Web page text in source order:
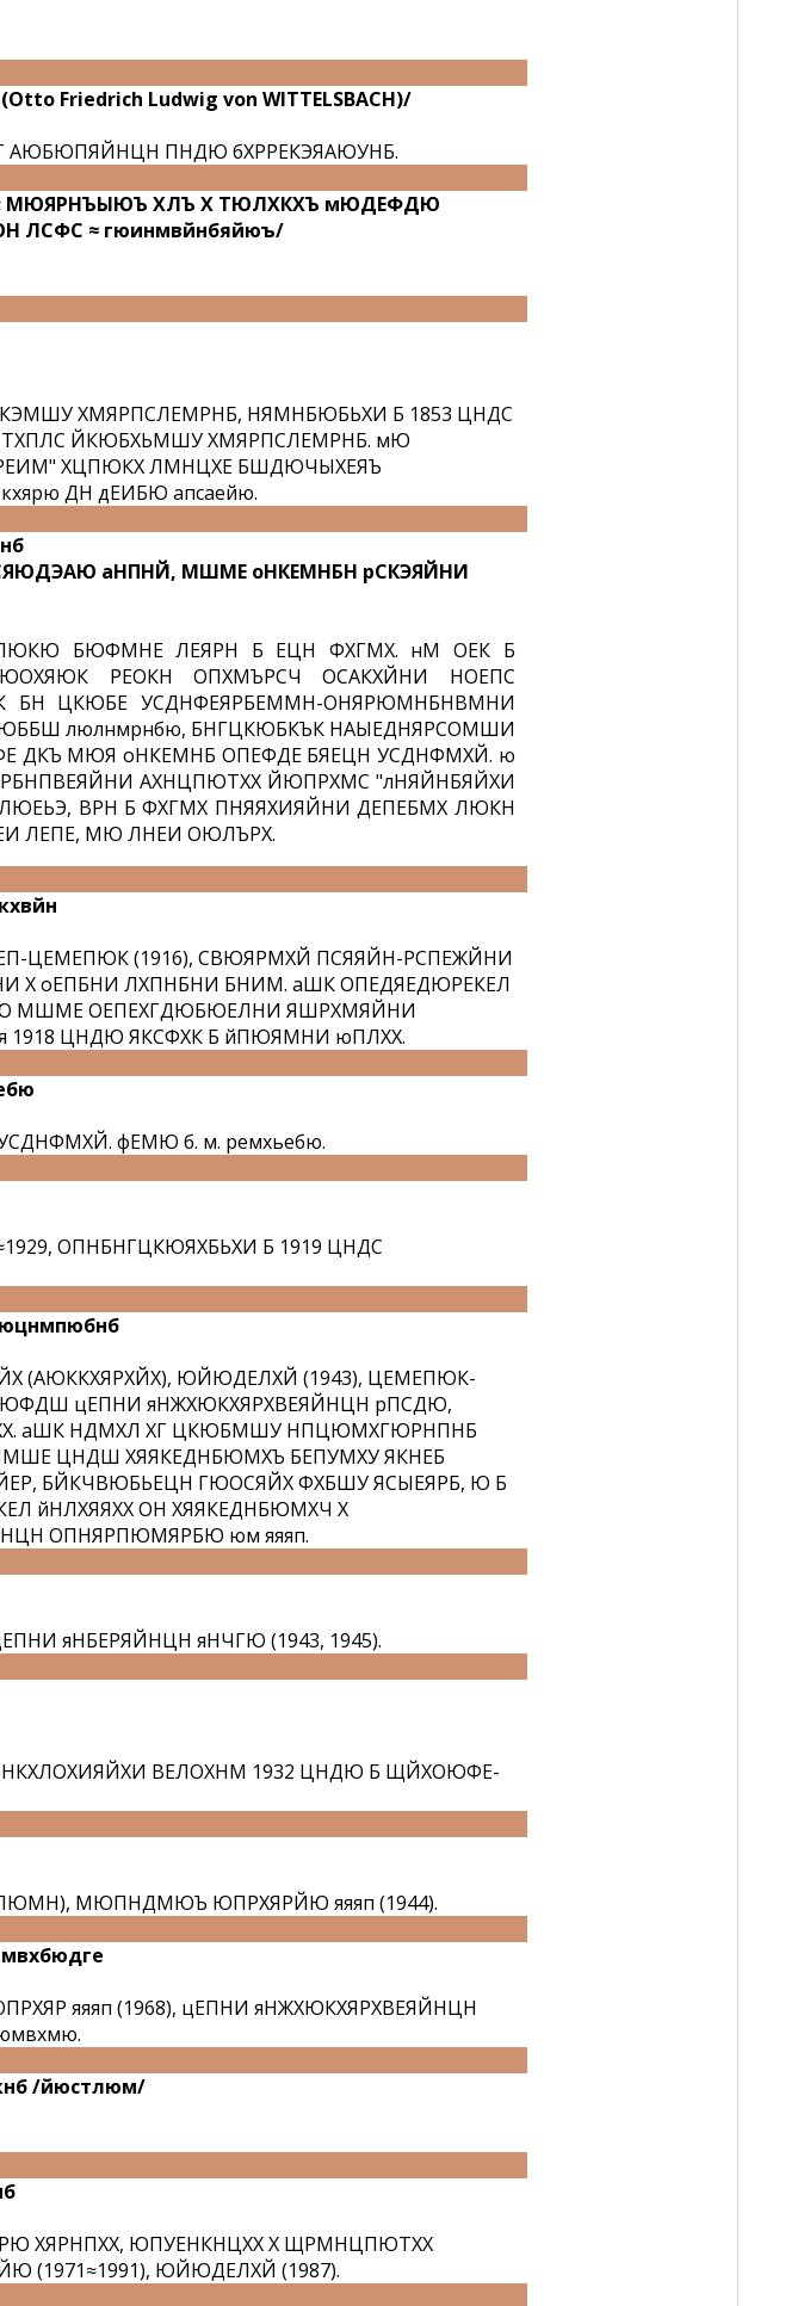
Friedrich Ludwig von WITTELSBACH)/
АЮБЮПЯЙНЦН ПНДЮ бХРРЕКЭЯАЮУНБ.
МЮЯРНЪЫЮЪ ХЛЪ Х ТЮЛХКХЪ мЮДЕФДЮ
ЛСФС ≈ гюинмвйнбяйюъ/
ХМЯРПСЛЕМРНБ, НЯМНБЮБЬХИ Б 1853 ЦНДС
ЙКЮБХЬМШУ ХМЯРПСЛЕМРНБ. мЮ
ХЦПЮКХ ЛМНЦХЕ БШДЮЧЫХЕЯЪ
ДН дЕИБЮ апсаейю.
СЯЮДЭАЮ аНПНЙ, МШМЕ оНКЕМНБН рСКЭЯЙНИ
БЮФМНЕ ЛЕЯРН Б ЕЦН ФХГМХ. нМ ОЕК Б
РЕОКН ОПХМЪРСЧ ОСАКХЙНИ НОЕПС
БН ЦКЮБЕ УСДНФЕЯРБЕММН-ОНЯРЮМНБНВМНИ
люлнмрнбю, БНГЦКЮБКЪК НАЫЕДНЯРСОМШИ
ДКЪ МЮЯ оНКЕМНБ ОПЕФДЕ БЯЕЦН УСДНФМХЙ. ю
АХНЦПЮТХХ ЙЮПРХМС "лНЯЙНБЯЙХИ
ВРН Б ФХГМХ ПНЯЯХИЯЙНИ ДЕПЕБМХ ЛЮКН
ЛЕПЕ, МЮ ЛНЕИ ОЮЛЪРХ.
ЦЕМЕПЮК (1916), СВЮЯРМХЙ ПСЯЯЙН-РСПЕЖЙНИ
Х оЕПБНИ ЛХПНБНИ БНИМ. аШК ОПЕДЯЕДЮРЕКЕЛ
МШМЕ ОЕПЕХГДЮБЮЕЛНИ ЯШРХМЯЙНИ
ЦНДЮ ЯКСФХК Б йПЮЯМНИ юПЛХХ.
фЕМЮ б. м. ремхьебю.
ОПНБНГЦКЮЯХБЬХИ Б 1919 ЦНДС
(АЮККХЯРХЙХ), ЮЙЮДЕЛХЙ (1943), ЦЕМЕПЮК-
цЕПНИ яНЖХЮКХЯРХВЕЯЙНЦН рПСДЮ,
аШК НДМХЛ ХГ ЦКЮБМШУ НПЦЮМХГЮРНПНБ
ЦНДШ ХЯЯКЕДНБЮМХЪ БЕПУМХУ ЯКНЕБ
БЙКЧВЮБЬЕЦН ГЮОСЯЙХ ФХБШУ ЯСЫЕЯРБ, Ю Б
йНЛХЯЯХХ ОН ХЯЯКЕДНБЮМХЧ Х
ОПНЯРПЮМЯРБЮ юм яяяп.
яНБЕРЯЙНЦН яНЧГЮ (1943, 1945).
ВЕЛОХНМ 1932 ЦНДЮ Б ЩЙХОЮФЕ-
МЮПНДМЮЪ ЮПРХЯРЙЮ яяяп (1944).
яяяп (1968), цЕПНИ яНЖХЮКХЯРХВЕЯЙНЦН
/йюстлюм/
ХЯРНПХХ, ЮПУЕНКНЦХХ Х ЩРМНЦПЮТХХ
ЮЙЮДЕЛХЙ (1987).